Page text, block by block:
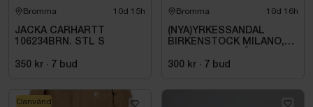
Bromma 10d 15h
JACKA CARHARTT
106234BRN. STL S
350 kr · 7 bud
Bromma 10d 16h
(NYA)YRKESSANDAL
BIRKENSTOCK MILANO,
SVART. STL 42
300 kr · 7 bud
Oanvänd